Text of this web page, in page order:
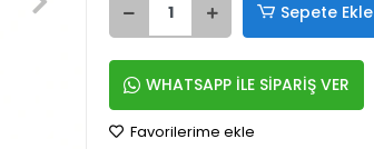
Sepete Ekle
WHATSAPP İLE SİPARİŞ VER
Favorilerime ekle